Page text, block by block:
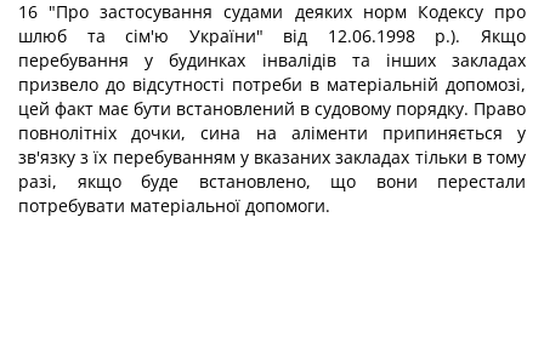
16 "Про застосування судами деяких норм Кодексу про
шлюб та сім'ю України" від 12.06.1998 p.). Якщо
перебування у будинках інвалідів та інших закладах
призвело до відсутності потреби в матеріальній допомозі,
цей факт має бути встановлений в судовому порядку. Право
повнолітніх дочки, сина на аліменти припиняється у
зв'язку з їх перебуванням у вказаних закладах тільки в тому
разі, якщо буде встановлено, що вони перестали
потребувати матеріальної допомоги.